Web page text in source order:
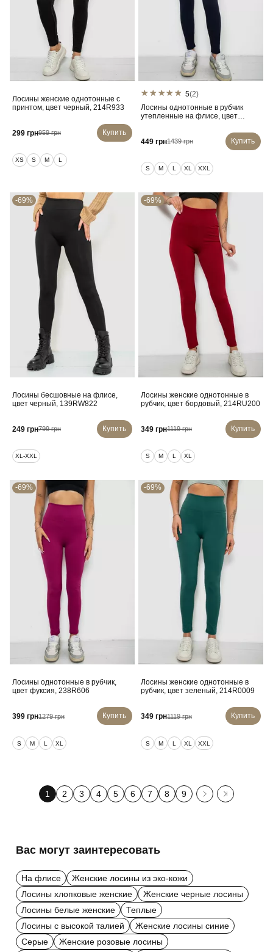
Лосины женские однотонные с
принтом, цвет черный, 214R933
299 грн959 грн Купить
XS S M L
5(2)
Лосины однотонные в рубчик
утепленные на флисе, цвет
449 грн1439 грн Купить
S M L XL XXL
-69%
Лосины бесшовные на флисе,
цвет черный, 139RW822
249 грн799 грн Купить
XL-XXL
-69%
Лосины женские однотонные в
рубчик, цвет бордовый, 214RU200
349 грн1119 грн Купить
S M L XL
-69%
Лосины однотонные в рубчик,
цвет фуксия, 238R606
399 грн1279 грн Купить
S M L XL
-69%
Лосины женские однотонные в
рубчик, цвет зеленый, 214R0009
349 грн1119 грн Купить
S M L XL XXL
1 2 3 4 5 6 7 8 9
Вас могут заинтересовать
На флисе
Женские лосины из эко-кожи
Лосины хлопковые женские
Женские черные лосины
Лосины белые женские
Теплые
Лосины с высокой талией
Женские лосины синие
Серые
Женские розовые лосины